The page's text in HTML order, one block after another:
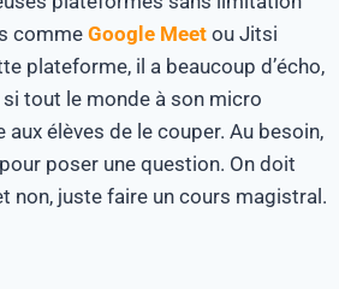
comme Google Meet ou Jitsi
plateforme, il a beaucoup d’écho,
tout le monde à son micro
aux élèves de le couper. Au besoin,
poser une question. On doit
non, juste faire un cours magistral.